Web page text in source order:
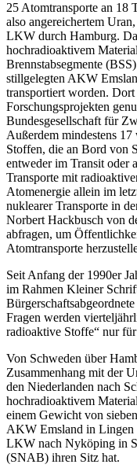
25 Atomtransporte an 18
also angereichertem
LKW durch Hamburg.
hochradioaktivem
Brennstabsegmente
stillgelegten AKW
transportiert worden.
Forschungsprojekten
Bundesgesellschaft für
Außerdem mindestens
Stoffen, die an Bord von
entweder im Transit oder
Transporte mit
Atomenergie allein im
nuklearer Transporte in
Norbert Hackbusch von
abfragen, um
Atomtransporte
Seit Anfang der 1990er
im Rahmen Kleiner
Fragen werden
radioaktive Stoffe“ nur
Von Schweden über
Zusammenhang mit der
den Niederlanden nach
hochradioaktivem
einem Gewicht von
AKW Emsland in Lingen
LKW nach Nyköping in
(SNAB) ihren Sitz hat.